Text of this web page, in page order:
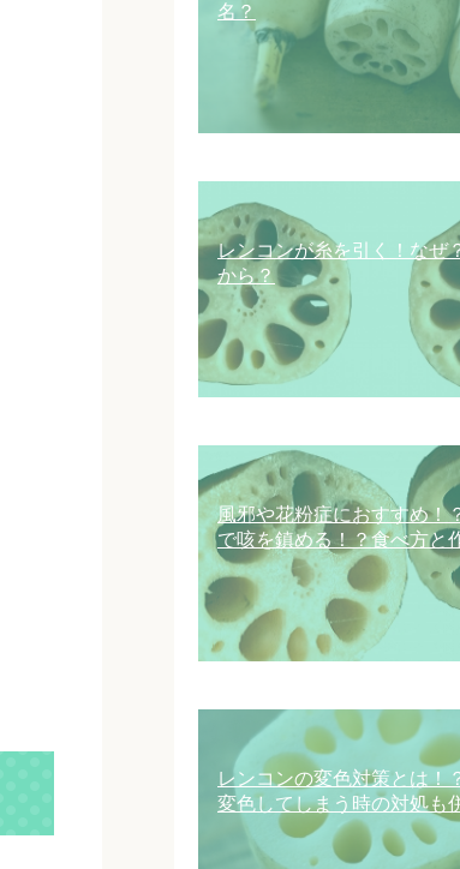
名？
レンコンが糸を引く！なぜ
から？
風邪や花粉症におすすめ！
で咳を鎮める！？食べ方と
レンコンの変色対策とは！
変色してしまう時の対処も